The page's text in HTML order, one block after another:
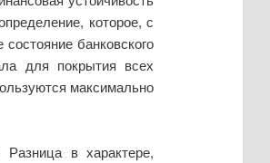
которое, с
банковского
для покрытия всех
максимально
в характере,